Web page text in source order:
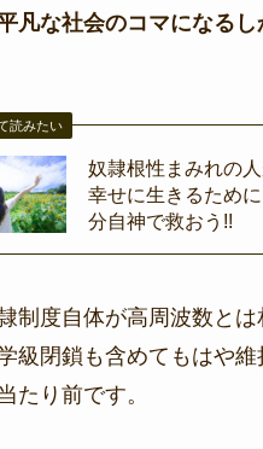
凡な社会のコマになる
読みたい
奴隷根性まみれの
幸せに生きるため
分自神で救おう!!
制度自体が高周波数と
級閉鎖も含めてもはや
たり前です。